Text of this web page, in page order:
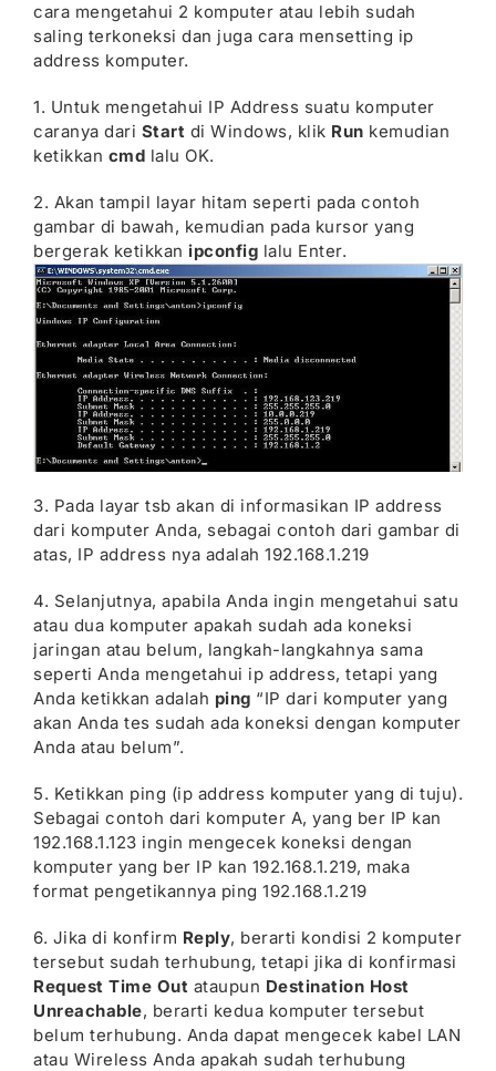
cara mengetahui 2 komputer atau lebih sudah
saling terkoneksi dan juga cara mensetting ip
address komputer.
1. Untuk mengetahui IP Address suatu komputer
caranya dari Start di Windows, klik Run kemudian
ketikkan cmd lalu OK.
2. Akan tampil layar hitam seperti pada contoh
gambar di bawah, kemudian pada kursor yang
bergerak ketikkan ipconfig lalu Enter.
3. Pada layar tsb akan di informasikan IP address
dari komputer Anda, sebagai contoh dari gambar di
atas, IP address nya adalah 192.168.1.219
4. Selanjutnya, apabila Anda ingin mengetahui satu
atau dua komputer apakah sudah ada koneksi
jaringan atau belum, langkah-langkahnya sama
seperti Anda mengetahui ip address, tetapi yang
Anda ketikkan adalah ping “IP dari komputer yang
akan Anda tes sudah ada koneksi dengan komputer
Anda atau belum”.
5. Ketikkan ping (ip address komputer yang di tuju).
Sebagai contoh dari komputer A, yang ber IP kan
192.168.1.123 ingin mengecek koneksi dengan
komputer yang ber IP kan 192.168.1.219, maka
format pengetikannya ping 192.168.1.219
6. Jika di konfirm Reply, berarti kondisi 2 komputer
tersebut sudah terhubung, tetapi jika di konfirmasi
Request Time Out ataupun Destination Host
Unreachable, berarti kedua komputer tersebut
belum terhubung. Anda dapat mengecek kabel LAN
atau Wireless Anda apakah sudah terhubung